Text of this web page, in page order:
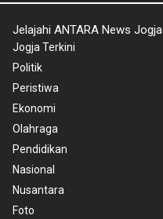
Jelajahi ANTARA News Jogja
Jogja Terkini
Politik
Peristiwa
Ekonomi
Olahraga
Pendidikan
Nasional
Nusantara
Foto